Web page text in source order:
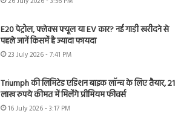
E20 पेट्रोल, फ्लेक्स फ्यूल या EV कार? नई गाड़ी खरीदने से
पहले जानें किसमें है ज्यादा फायदा
23 July 2026 - 7:41 PM
Triumph की लिमिटेड एडिशन बाइक लॉन्च के लिए तैयार, 21
लाख रुपये कीमत में मिलेंगे प्रीमियम फीचर्स
16 July 2026 - 3:17 PM